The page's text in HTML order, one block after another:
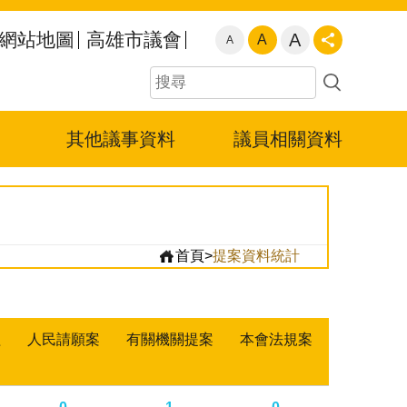
站地圖 高雄市議會 A A A
其他議事資料 議員相關資料
首頁>提案資料統計
人民請願案 有關機關提案 本會法規案